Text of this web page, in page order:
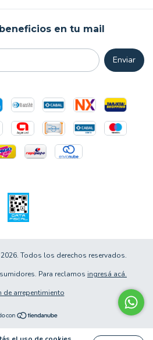
en tu mail
Todos los derechos reservados.
Para reclamos ingresá acá.
de arrepentimiento